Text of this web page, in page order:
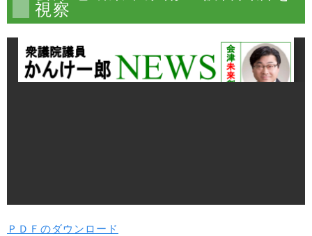
視察
ＰＤＦのダウンロード